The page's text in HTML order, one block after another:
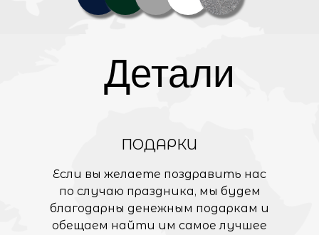
Детали
ПОДАРКИ
Если вы желаете поздравить нас
по случаю праздника, мы будем
благодарны денежным подаркам и
обещаем найти им самое лучшее